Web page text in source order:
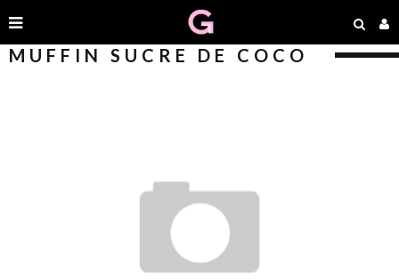
MUFFIN SUCRE DE COCO